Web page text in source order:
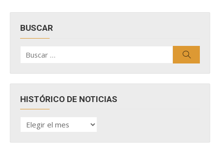
BUSCAR
por:
HISTÓRICO DE NOTICIAS
HISTÓRICO
DE